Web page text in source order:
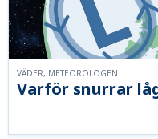
Varför snurrar
VÄDER, METEOROLOGEN